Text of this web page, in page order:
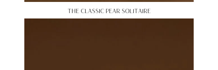
THE CLASSIC PEAR SOLITAIRE